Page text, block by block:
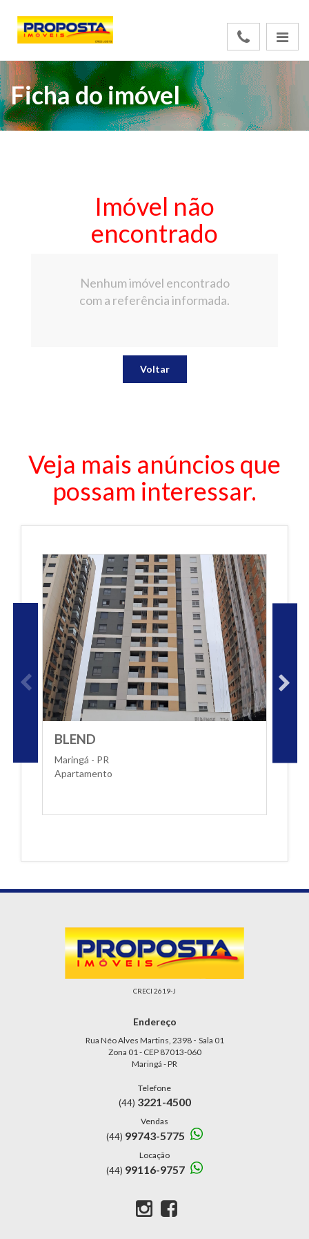
Ficha do imóvel
Imóvel não
encontrado
Nenhum imóvel encontrado
com a referência informada.
Voltar
Veja mais anúncios que
possam interessar.
BLEND
Maringá - PR
Apartamento
CRECI 2619-J
Endereço
Rua Néo Alves Martins, 2398 - Sala 01
Zona 01 - CEP 87013-060
Maringá - PR
Telefone
(44) 3221-4500
Vendas
(44) 99743-5775
Locação
(44) 99116-9757